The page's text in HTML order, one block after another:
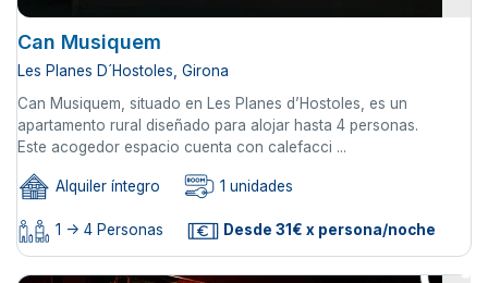
Can Musiquem
Les Planes D´Hostoles, Girona
Can Musiquem, situado en Les Planes d’Hostoles, es un
apartamento rural diseñado para alojar hasta 4 personas.
Este acogedor espacio cuenta con calefacci ...
Alquiler íntegro 1 unidades
1 -> 4 Personas Desde 31€ x persona/noche